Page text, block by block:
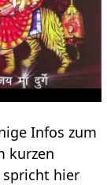
spricht hier